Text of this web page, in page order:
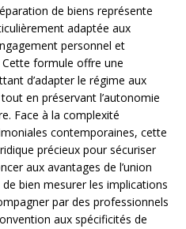
de biens représente
adaptée aux
personnel et
formule offre une
d’adapter le régime aux
en préservant l’autonomie
Face à la complexité
contemporaines, cette
précieux pour sécuriser
aux avantages de l’union
bien mesurer les implications
par des professionnels
aux spécificités de